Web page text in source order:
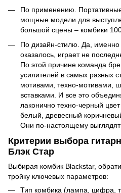
По применению.
мощные модели для
большой сцены – комбики
По дизайн-стилю. Да, именно
оказалось, играет не
По этой причине команда
усилителей в самых разных
мотивами, техно-мотивами,
вставками. И все это
лаконично техно-черный
белый, древесный
Они по-настоящему выглядят
Критерии выбора
Блэк Стар
Выбирая комбик Blackstar,
тройку ключевых параметров:
Тип комбика (лампа, цифра,